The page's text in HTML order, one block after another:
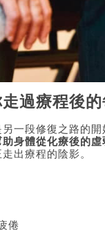
過療程後
一段修復之路的開
助身體從化療後的虛
出療程的陰影。
倦